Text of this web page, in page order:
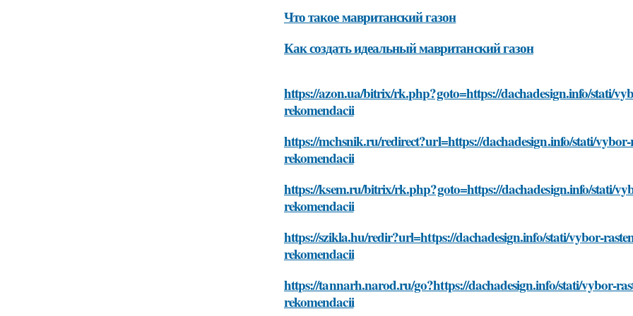
Что такое мавританский газон
Как создать идеальный мавританский газон
https://azon.ua/bitrix/rk.php?goto=https://dachadesign.info/stati/
rekomendacii
https://mchsnik.ru/redirect?url=https://dachadesign.info/stati/
rekomendacii
https://ksem.ru/bitrix/rk.php?goto=https://dachadesign.info/stati/
rekomendacii
https://szikla.hu/redir?url=https://dachadesign.info/stati/vybor-
rekomendacii
https://tannarh.narod.ru/go?https://dachadesign.info/stati/vybor-
rekomendacii